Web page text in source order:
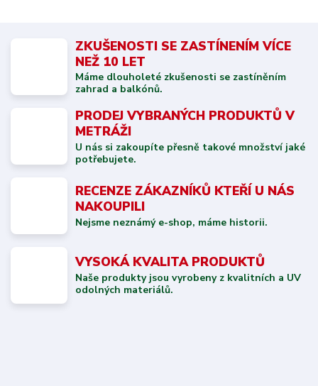
ZKUŠENOSTI SE ZASTÍNENÍM VÍCE
NEŽ 10 LET
Máme dlouholeté zkušenosti se zastíněním
zahrad a balkónů.
PRODEJ VYBRANÝCH PRODUKTŮ V
METRÁŽI
U nás si zakoupíte přesně takové množství jaké
potřebujete.
RECENZE ZÁKAZNÍKŮ KTEŘÍ U NÁS
NAKOUPILI
Nejsme neznámý e-shop, máme historii.
VYSOKÁ KVALITA PRODUKTŮ
Naše produkty jsou vyrobeny z kvalitních a UV
odolných materiálů.